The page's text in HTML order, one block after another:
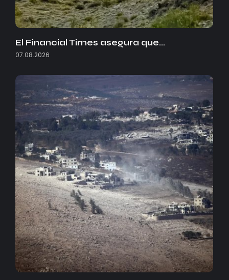
El Financial Times asegura que…
07.08.2026